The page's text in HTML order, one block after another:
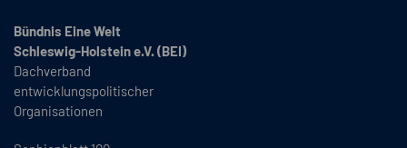
Bündnis Eine Welt
Schleswig-Holstein e.V. (BEI)
Dachverband
entwicklungspolitischer
Organisationen